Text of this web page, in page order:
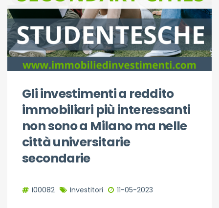
Gli investimenti a reddito
immobiliari più interessanti
non sono a Milano ma nelle
città universitarie
secondarie
I00082 Investitori 11-05-2023